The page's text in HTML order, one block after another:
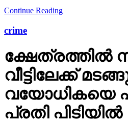
Continue Reading
crime
ക്ഷേത്രത്തില്‍
വീട്ടിലേക്ക്
വയോധികയെ
പ്രതി പിടിയില്‍